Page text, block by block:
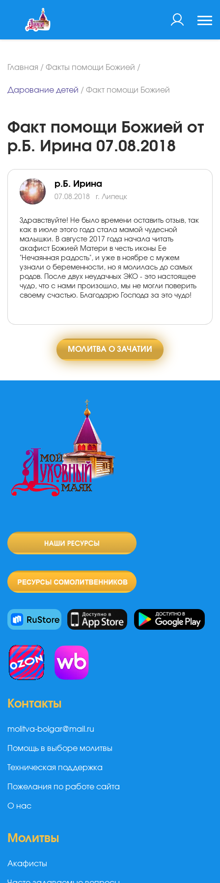
Главная / Факты помощи Божией /
Дарование детей / Факт помощи Божией
Факт помощи Божией от
р.Б. Ирина 07.08.2018
р.Б. Ирина
07.08.2018 г. Липецк
Здравствуйте! Не было времени оставить отзыв, так
как в июле этого года стала мамой чудесной
малышки. В августе 2017 года начала читать
акафист Божией Матери в честь иконы Ее
"Нечаянная радость", и уже в ноябре с мужем
узнали о беременности, но я молилась до самых
родов. После двух неудачных ЭКО - это настоящее
чудо, что с нами произошло, мы не могли поверить
своему счастью. Благодарю Господа за это чудо!
МОЛИТВА О ЗАЧАТИИ
Контакты
molitva-bolgar@mail.ru
Помощь в выборе молитвы
Техническая поддержка
Пожелания по работе сайта
О нас
Молитвы
Акафисты